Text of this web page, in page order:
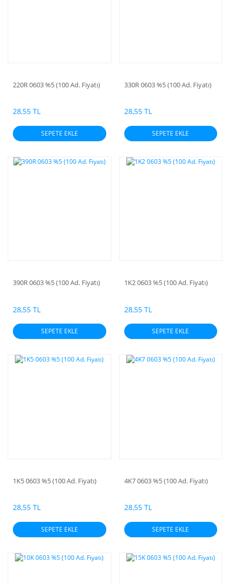
220R 0603 %5 (100 Ad. Fiyatı)
28,55 TL
SEPETE EKLE
330R 0603 %5 (100 Ad. Fiyatı)
28,55 TL
SEPETE EKLE
390R 0603 %5 (100 Ad. Fiyatı)
28,55 TL
SEPETE EKLE
1K2 0603 %5 (100 Ad. Fiyatı)
28,55 TL
SEPETE EKLE
1K5 0603 %5 (100 Ad. Fiyatı)
28,55 TL
SEPETE EKLE
4K7 0603 %5 (100 Ad. Fiyatı)
28,55 TL
SEPETE EKLE